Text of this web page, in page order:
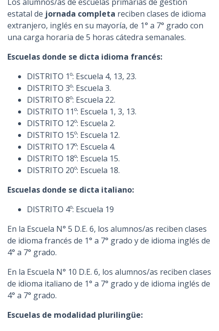
estatal de jornada completa reciben clases de idioma
extranjero, inglés en su mayoría, de 1° a 7° grado con
una carga horaria de 5 horas cátedra semanales.
Escuelas donde se dicta idioma francés:
DISTRITO 1º: Escuela 4, 13, 23.
DISTRITO 3º: Escuela 3.
DISTRITO 8º: Escuela 22.
DISTRITO 11º: Escuela 1, 3, 13.
DISTRITO 12º: Escuela 2.
DISTRITO 15º: Escuela 12.
DISTRITO 17º: Escuela 4.
DISTRITO 18º: Escuela 15.
DISTRITO 20º: Escuela 18.
Escuelas donde se dicta italiano:
DISTRITO 4º: Escuela 19
En la Escuela N° 5 D.E. 6, los alumnos/as reciben clases
de idioma francés de 1° a 7° grado y de idioma inglés de
4° a 7° grado.
En la Escuela N° 10 D.E. 6, los alumnos/as reciben clases
de idioma italiano de 1° a 7° grado y de idioma inglés de
4° a 7° grado.
Escuelas de modalidad plurilingüe: